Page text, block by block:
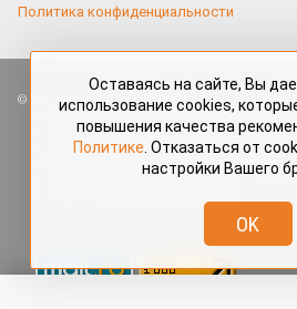
Политика конфиденциальности
Все права защищены. Любые материалы,
«Красраб.ру» сотрудниками редакции,
и читателями, являются объектами
частичное использование материалов,
«Красраб.ру», допускается только с
redaktor@krasrab.krsn.ru.
Оставаясь на сайте, Вы
использование cookies,
повышения качества
Политике . Отказаться от
настройки Вашего
OK